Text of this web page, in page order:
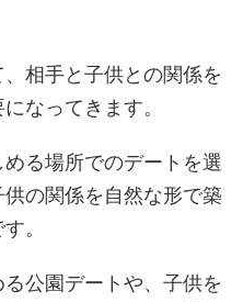
相手と子供との関係を
なってきます。
る場所でのデートを選
の関係を自然な形で築
。
公園デートや、子供を